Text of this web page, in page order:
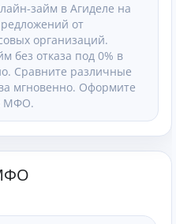
займ в Агиделе на
от
организаций.
без отказа под 0% в
Сравните различные
мгновенно. Оформите
МФО.